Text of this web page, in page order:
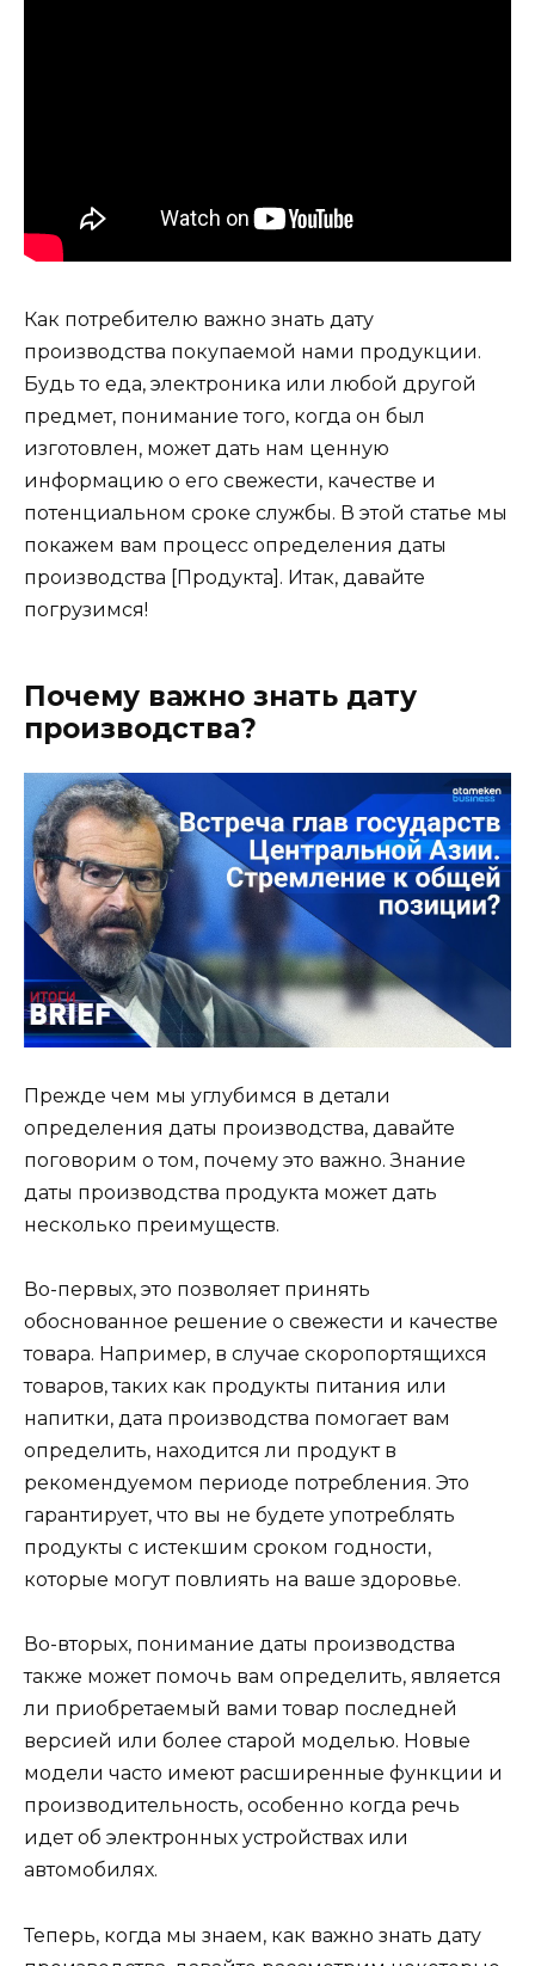
Как потребителю важно знать дату
производства покупаемой нами продукции.
Будь то еда, электроника или любой другой
предмет, понимание того, когда он был
изготовлен, может дать нам ценную
информацию о его свежести, качестве и
потенциальном сроке службы. В этой статье мы
покажем вам процесс определения даты
производства [Продукта]. Итак, давайте
погрузимся!
Почему важно знать дату
производства?
Прежде чем мы углубимся в детали
определения даты производства, давайте
поговорим о том, почему это важно. Знание
даты производства продукта может дать
несколько преимуществ.
Во-первых, это позволяет принять
обоснованное решение о свежести и качестве
товара. Например, в случае скоропортящихся
товаров, таких как продукты питания или
напитки, дата производства помогает вам
определить, находится ли продукт в
рекомендуемом периоде потребления. Это
гарантирует, что вы не будете употреблять
продукты с истекшим сроком годности,
которые могут повлиять на ваше здоровье.
Во-вторых, понимание даты производства
также может помочь вам определить, является
ли приобретаемый вами товар последней
версией или более старой моделью. Новые
модели часто имеют расширенные функции и
производительность, особенно когда речь
идет об электронных устройствах или
автомобилях.
Теперь, когда мы знаем, как важно знать дату